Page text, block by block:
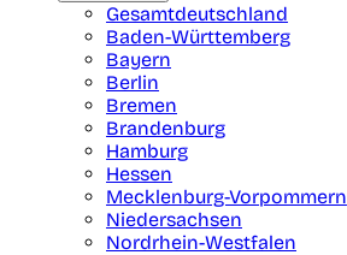
Gesamtdeutschland
Baden-Württemberg
Bayern
Berlin
Bremen
Brandenburg
Hamburg
Hessen
Mecklenburg-Vorpommern
Niedersachsen
Nordrhein-Westfalen